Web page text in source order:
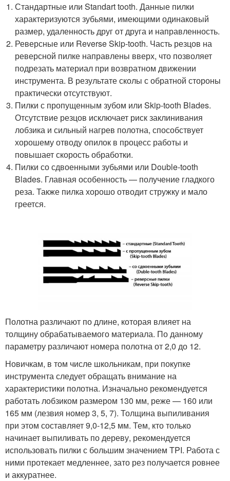
Стандартные или Standart tooth. Данные пилки
характеризуются зубьями, имеющими одинаковый
размер, удаленность друг от друга и направленность.
Реверсные или Reverse Skip-tooth. Часть резцов на
реверсной пилке направлены вверх, что позволяет
подрезать материал при возвратном движении
инструмента. В результате сколы с обратной стороны
практически отсутствуют.
Пилки с пропущенным зубом или Skip-tooth Blades.
Отсутствие резцов исключает риск заклинивания
лобзика и сильный нагрев полотна, способствует
хорошему отводу опилок в процесс работы и
повышает скорость обработки.
Пилки со сдвоенными зубьями или Double-tooth
Blades. Главная особенность — получение гладкого
реза. Также пилка хорошо отводит стружку и мало
греется.
Полотна различают по длине, которая влияет на
толщину обрабатываемого материала. По данному
параметру различают номера полотна от 2,0 до 12.
Новичкам, в том числе школьникам, при покупке
инструмента следует обращать внимание на
характеристики полотна. Изначально рекомендуется
работать лобзиком размером 130 мм, реже — 160 или
165 мм (лезвия номер 3, 5, 7). Толщина выпиливания
при этом составляет 9,0-12,5 мм. Тем, кто только
начинает выпиливать по дереву, рекомендуется
использовать пилки с большим значением TPI. Работа с
ними протекает медленнее, зато рез получается ровнее
и аккуратнее.